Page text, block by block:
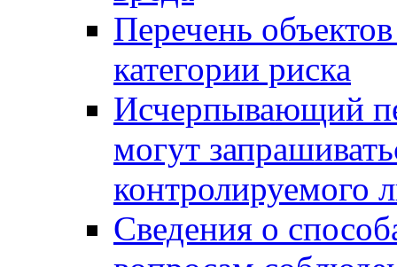
Перечень
категории риска
Исчерпывающий
могут
контролируемого
Сведения о